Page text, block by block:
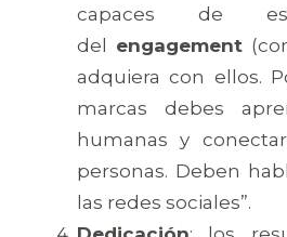
capaces de
del engagement
adquiera con ellos.
marcas debes
humanas y
personas. Deben
las redes sociales”.